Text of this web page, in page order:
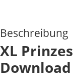
Beschreibung
XL
Download